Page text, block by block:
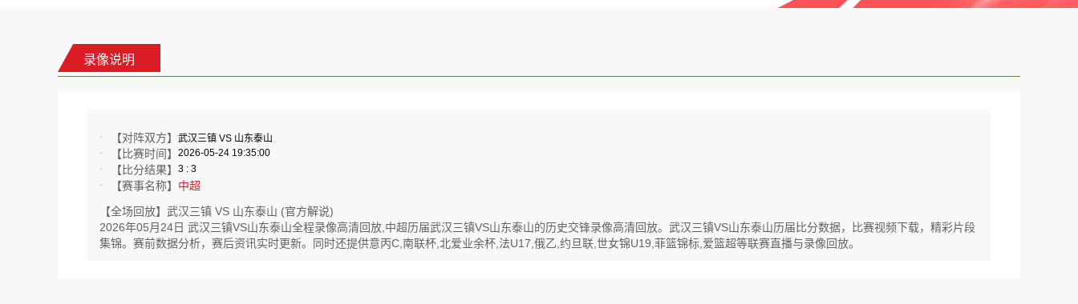
录像说明
【对阵双方】 武汉三镇 VS 山东泰山
【比赛时间】 2026-05-24 19:35:00
【比分结果】 3 : 3
【赛事名称】 中超
【全场回放】武汉三镇 VS 山东泰山 (官方解说)
2026年05月24日 武汉三镇VS山东泰山全程录像高清回放,中超历届武汉三镇VS山东泰山的历史交锋录像高清回放。武汉三镇VS山东泰山历届比分数据，比赛视频下载，精彩片段
集锦。赛前数据分析，赛后资讯实时更新。同时还提供意丙C,南联杯,北爱业余杯,法U17,俄乙,约旦联,世女锦U19,菲篮锦标,爱篮超等联赛直播与录像回放。